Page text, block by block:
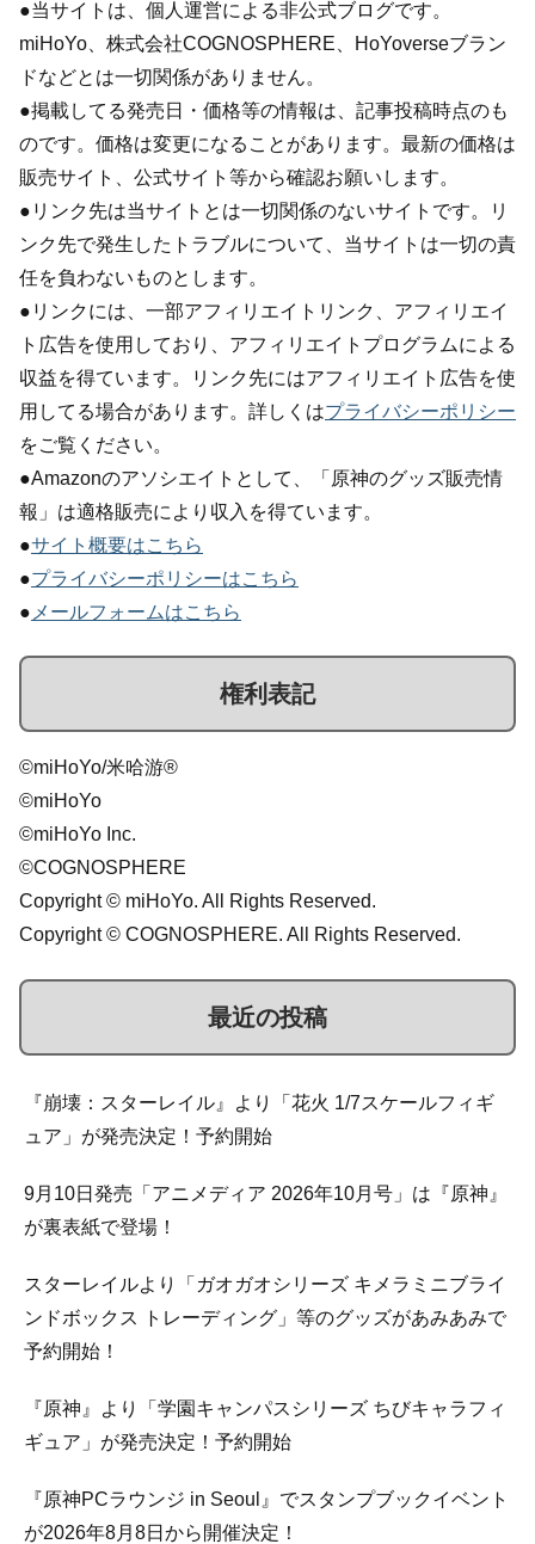
●当サイトは、個人運営による非公式ブログです。
miHoYo、株式会社COGNOSPHERE、HoYoverseブラン
ドなどとは一切関係がありません。
●掲載してる発売日・価格等の情報は、記事投稿時点のも
のです。価格は変更になることがあります。最新の価格は
販売サイト、公式サイト等から確認お願いします。
●リンク先は当サイトとは一切関係のないサイトです。リ
ンク先で発生したトラブルについて、当サイトは一切の責
任を負わないものとします。
●リンクには、一部アフィリエイトリンク、アフィリエイ
ト広告を使用しており、アフィリエイトプログラムによる
収益を得ています。リンク先にはアフィリエイト広告を使
用してる場合があります。詳しくはプライバシーポリシー
をご覧ください。
●Amazonのアソシエイトとして、「原神のグッズ販売情
報」は適格販売により収入を得ています。
●サイト概要はこちら
●プライバシーポリシーはこちら
● メールフォームはこちら
権利表記
©miHoYo/米哈游®
©miHoYo
©miHoYo Inc.
©COGNOSPHERE
Copyright © miHoYo. All Rights Reserved.
Copyright © COGNOSPHERE. All Rights Reserved.
最近の投稿
『崩壊：スターレイル』より「花火 1/7スケールフィギ
ュア」が発売決定！予約開始
9月10日発売「アニメディア 2026年10月号」は『原神』
が裏表紙で登場！
スターレイルより「ガオガオシリーズ キメラミニブライ
ンドボックス トレーディング」等のグッズがあみあみで
予約開始！
『原神』より「学園キャンパスシリーズ ちびキャラフィ
ギュア」が発売決定！予約開始
『原神PCラウンジ in Seoul』でスタンプブックイベント
が2026年8月8日から開催決定！